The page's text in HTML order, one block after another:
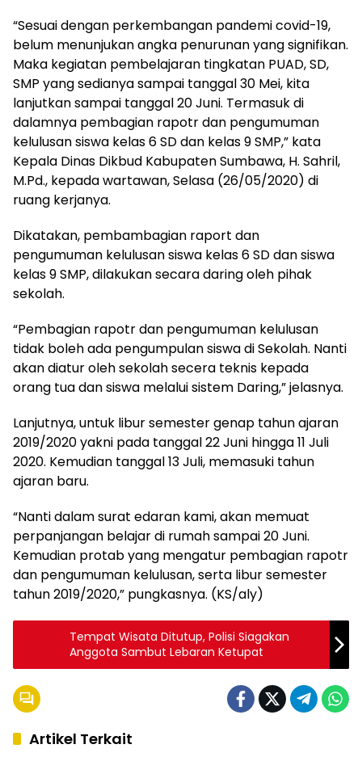
“Sesuai dengan perkembangan pandemi covid-19,
belum menunjukan angka penurunan yang signifikan.
Maka kegiatan pembelajaran tingkatan PUAD, SD,
SMP yang sedianya sampai tanggal 30 Mei, kita
lanjutkan sampai tanggal 20 Juni. Termasuk di
dalamnya pembagian rapotr dan pengumuman
kelulusan siswa kelas 6 SD dan kelas 9 SMP,” kata
Kepala Dinas Dikbud Kabupaten Sumbawa, H. Sahril,
M.Pd., kepada wartawan, Selasa (26/05/2020) di
ruang kerjanya.
Dikatakan, pembambagian raport dan
pengumuman kelulusan siswa kelas 6 SD dan siswa
kelas 9 SMP, dilakukan secara daring oleh pihak
sekolah.
“Pembagian rapotr dan pengumuman kelulusan
tidak boleh ada pengumpulan siswa di Sekolah. Nanti
akan diatur oleh sekolah secera teknis kepada
orang tua dan siswa melalui sistem Daring,” jelasnya.
Lanjutnya, untuk libur semester genap tahun ajaran
2019/2020 yakni pada tanggal 22 Juni hingga 11 Juli
2020. Kemudian tanggal 13 Juli, memasuki tahun
ajaran baru.
“Nanti dalam surat edaran kami, akan memuat
perpanjangan belajar di rumah sampai 20 Juni.
Kemudian protab yang mengatur pembagian rapotr
dan pengumuman kelulusan, serta libur semester
tahun 2019/2020,” pungkasnya. (KS/aly)
Tempat Wisata Ditutup, Polisi Siagakan
Anggota Sambut Lebaran Ketupat
Artikel Terkait